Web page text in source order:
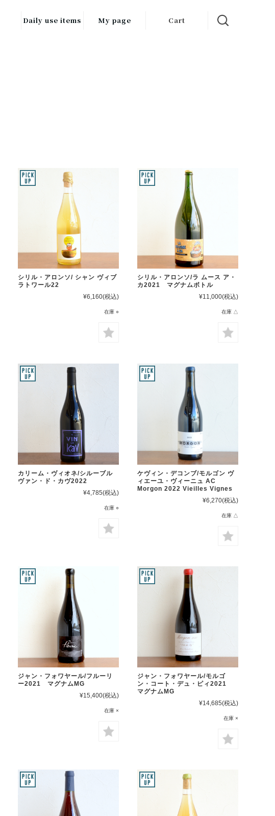
Daily use items
ヘルスケア
My page Cart
シリル・アロンソ/ シャン ヴィブ
ラトワール22
¥6,160(税込)
在庫 ○
シリル・アロンソ/ラ ムース ア・
カ2021 マグナムボトル
¥11,000(税込)
在庫 △
カリーム・ヴィオネ/シルーブル
ヴァン・ド・カヴ2022
¥4,785(税込)
在庫 ○
ケヴィン・デコンブ/モルゴン ヴ
ィエーユ・ヴィーニュ AC
Morgon 2022 Vieilles Vignes
¥6,270(税込)
在庫 △
ジャン・フォワヤール/フルーリ
ー2021 マグナムMG
¥15,400(税込)
在庫 ×
ジャン・フォワヤール/モルゴ
ン・コート・デュ・ピィ2021
マグナムMG
¥14,685(税込)
在庫 ×